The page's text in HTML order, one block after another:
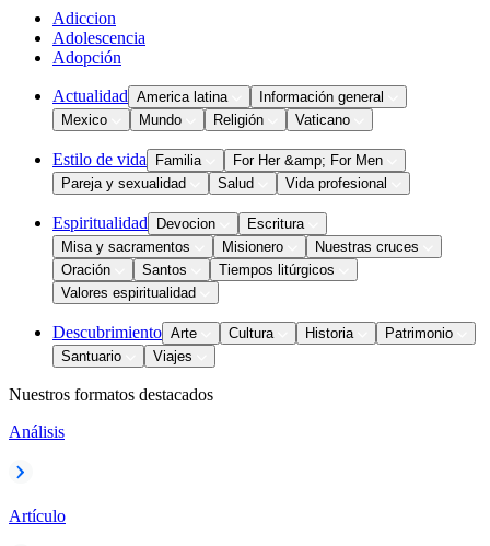
Adiccion
Adolescencia
Adopción
Actualidad America latina
Información general
Mexico
Mundo Religión Vaticano
Estilo de vida Familia
For Her &amp; For Men
Pareja y sexualidad
Salud Vida profesional
Espiritualidad Devocion
Escritura
Misa y sacramentos
Misionero
Nuestras cruces
Oración
Santos
Tiempos litúrgicos
Valores espiritualidad
Descubrimiento Arte Cultura Historia
Patrimonio
Santuario
Viajes
Nuestros formatos destacados
Análisis
Artículo